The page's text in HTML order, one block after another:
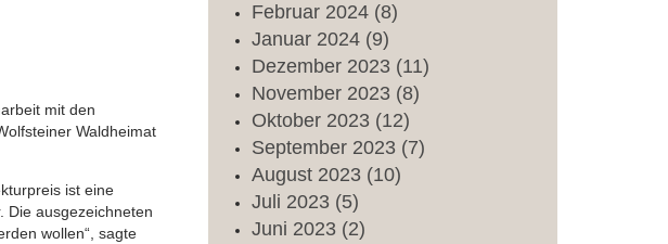
mit den
Waldheimat
ist eine
Die ausgezeichneten
wollen“, sagte
Februar 2024 (8)
Januar 2024 (9)
Dezember 2023 (11)
November 2023 (8)
Oktober 2023 (12)
September 2023 (7)
August 2023 (10)
Juli 2023 (5)
Juni 2023 (2)